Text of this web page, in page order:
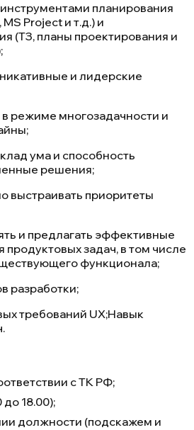
планирования
Project и т.д.) и
(ТЗ, планы проектирования и
и лидерские
режиме многозадачности и
ума и способность
решения;
выстраивать приоритеты
и предлагать эффективные
задач, в том числе
функционала;
разработки;
требований UX;Навык
с ТК РФ;
18.00);
должности (подскажем и